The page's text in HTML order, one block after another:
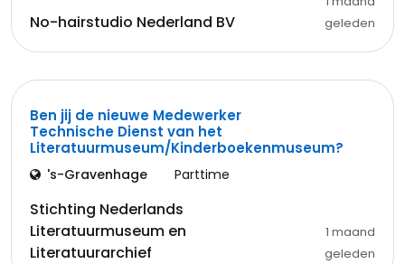
No-hairstudio Nederland BV
geleden
Ben jij de nieuwe Medewerker
Technische Dienst van het
Literatuurmuseum/Kinderboekenmuseum?
's-Gravenhage Parttime
Stichting Nederlands
Literatuurmuseum en
Literatuurarchief
1 maand
geleden